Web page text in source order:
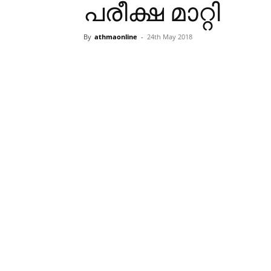
പരീക്ഷ മാറ്റി
By athmaonline - 24th May 2018